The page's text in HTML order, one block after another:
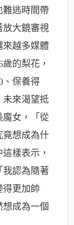
難逃時間帶
放大鏡審視
來越多媒體
的梨花，
、保養得
未來渴望抵
魔女，「從
竟想成為什
樣表示，
我認為隨著
得更加帥
成為一個